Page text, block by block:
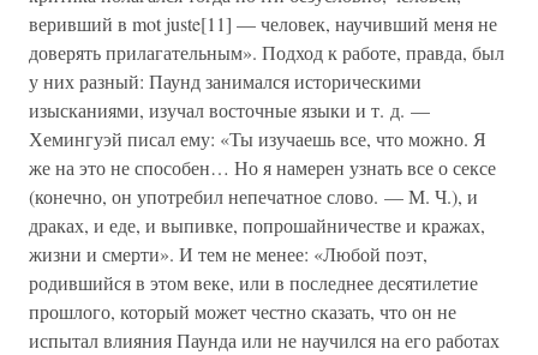
веривший в mot juste[11] — человек, научивший меня не
доверять прилагательным». Подход к работе, правда, был
у них разный: Паунд занимался историческими
изысканиями, изучал восточные языки и т. д. —
Хемингуэй писал ему: «Ты изучаешь все, что можно. Я
же на это не способен… Но я намерен узнать все о сексе
(конечно, он употребил непечатное слово. — М. Ч.), и
драках, и еде, и выпивке, попрошайничестве и кражах,
жизни и смерти». И тем не менее: «Любой поэт,
родившийся в этом веке, или в последнее десятилетие
прошлого, который может честно сказать, что он не
испытал влияния Паунда или не научился на его работах